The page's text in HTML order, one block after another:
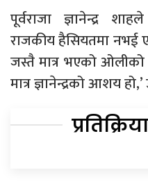
पूर्वराजा ज्ञानेन्द्र
राजकीय हैसियतमा नभई
जस्तै मात्र भएको ओलीको
मात्र ज्ञानेन्द्रको आशय